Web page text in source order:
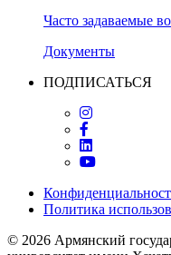
Часто задаваемые
Документы
ПОДПИСАТЬСЯ
Политика
© 2026 Армянский